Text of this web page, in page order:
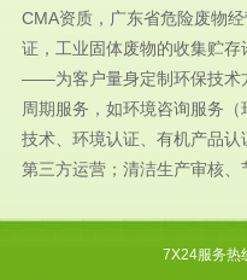
CMA资质，广东省危险废物
证，工业固体废物的收集贮
——为客户量身定制环保技术
周期服务，如环境咨询服务
技术、环境认证、有机产品
第三方运营；清洁生产审核、
7X24服务热